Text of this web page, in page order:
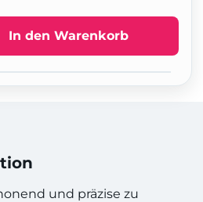
In den Warenkorb
und präzise zu